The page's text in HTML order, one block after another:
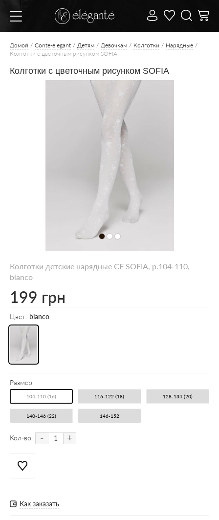
Домой Conte-elegant Детям Девочкам Колготки
Нарядные
Колготки с цветочным рисунком SOFIA
Колготки с цветочным рисунком SOFIA
Колготки детские нарядные CE SOFIA, р.104-110,
bianco
199 грн
Цвет: bianco
Размер:
104-110 (16) 116-122 (18) 128-134 (20)
140-146 (22) 146-152
Кол-во: - +
Как заказать